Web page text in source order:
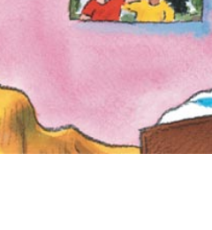
Poëzie, liedjes & rijm